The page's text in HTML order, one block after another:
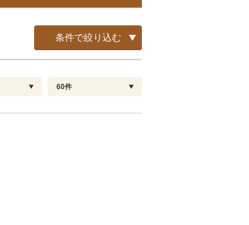
ッ
条件で絞り込む
配送指定 解除
お届け日時指定可
60件